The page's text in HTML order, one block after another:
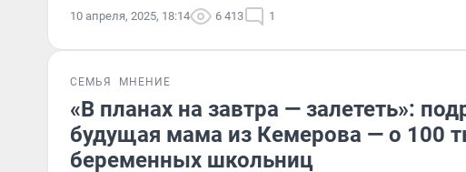
10 апреля, 2025, 18:14 6 413 1
СЕМЬЯ МНЕНИЕ
«В планах на завтра — залететь»:
будущая мама из Кемерова — о 100
беременных школьниц